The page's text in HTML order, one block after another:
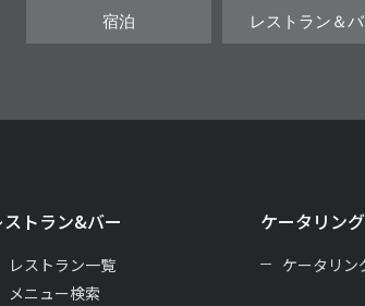
宿泊 レストラン＆
トラン&バー
レストラン一覧
メニュー検索
ケータリング
ケータリン